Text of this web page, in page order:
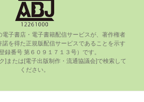
電⼦書店・電⼦書籍配信サービスが、著作権者
を得た正規版配信サービスであることを⽰す
録番号 第６０９１７１３号）です。
ください。